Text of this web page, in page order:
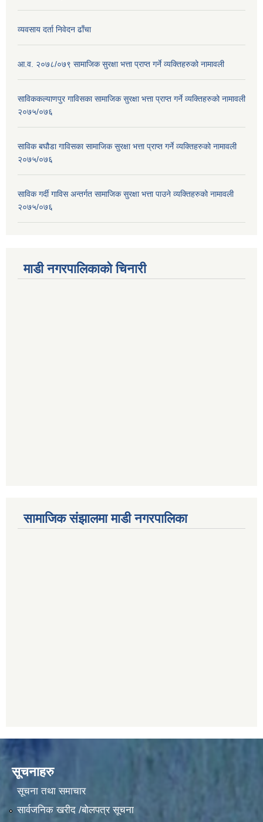
व्यवसाय दर्ता निवेदन ढाँचा
आ.व. २०७८/०७९ सामाजिक सुरक्षा भत्ता प्राप्त गर्ने व्यक्तिहरुको नामावली
साविककल्याणपुर गाविसका सामाजिक सुरक्षा भत्ता प्राप्त गर्ने व्यक्तिहरुको नामावली
२०७५/०७६
साविक बघौडा गाविसका सामाजिक सुरक्षा भत्ता प्राप्त गर्ने व्यक्तिहरुको नामावली
२०७५/०७६
साविक गर्दी गाविस अन्तर्गत सामाजिक सुरक्षा भत्ता पाउने व्यक्तिहरुको नामावली
२०७५/०७६
माडी नगरपालिकाको चिनारी
सामाजिक संझालमा माडी नगरपालिका
सूचनाहरु
सूचना तथा समाचार
सार्वजनिक खरीद /बोलपत्र सूचना